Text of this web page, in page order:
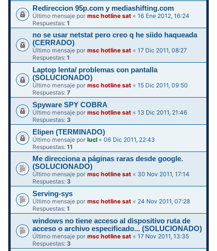
Redireccion 95p.com y mediashifting.com
Último mensaje pormsc hotline sat «16 Ene 2012, 16:24
Respuestas:1
no se usar netstat pero creo q he siido haqueada
(CERRADO)
Último mensaje pormsc hotline sat «17 Dic 2011, 08:27
Respuestas:1
Laptop lenta/ problemas con pantalla
(SOLUCIONADO)
Último mensaje pormsc hotline sat «15 Dic 2011, 09:50
Respuestas:7
Spyware SPY COBRA
Último mensaje pormsc hotline sat «13 Dic 2011, 21:46
Respuestas: 3
Elipen (TERMINADO)
Último mensaje porlucl «06 Dic 2011, 22:43
Respuestas:11
Me direcciona a páginas raras desde google.
(SOLUCIONADO)
Último mensaje pormsc hotline sat « 30 Nov 2011, 17:14
Respuestas: 3
Serving-sys
Último mensaje pormsc hotline sat « 24 Nov 2011, 07:28
Respuestas:1
windows no tiene acceso al dispositivo ruta de
acceso o archivo especificado... (SOLUCIONADO)
Último mensaje pormsc hotline sat «17 Nov 2011, 13:35
Respuestas: 3